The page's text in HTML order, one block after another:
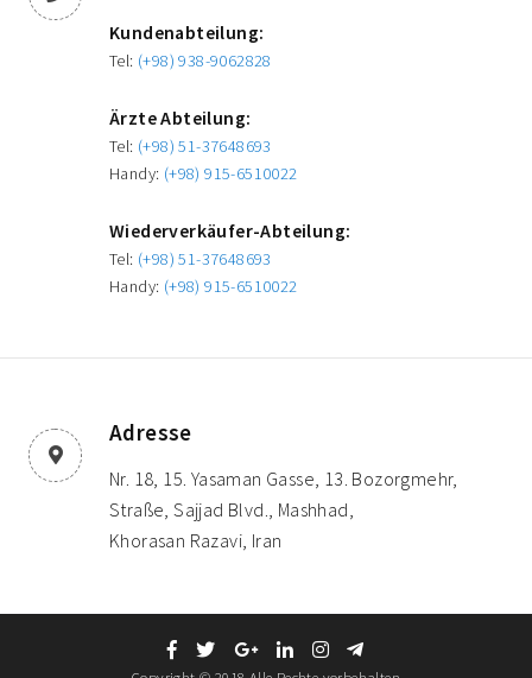
Kundenabteilung:
Tel: (+98) 938-9062828
Ärzte Abteilung:
Tel: (+98) 51-37648693
Handy: (+98) 915-6510022
Wiederverkäufer-Abteilung:
Tel: (+98) 51-37648693
Handy: (+98) 915-6510022
Adresse
Nr. 18, 15. Yasaman Gasse, 13. Bozorgmehr,
Straße, Sajjad Blvd., Mashhad,
Khorasan Razavi, Iran